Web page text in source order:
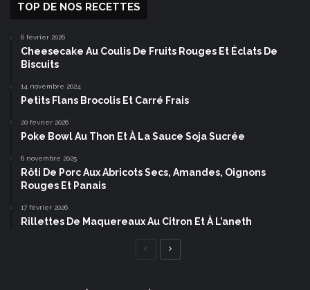
TOP DE NOS RECETTES
6 février 2026
Cheesecake Au Coulis De Fruits Rouges Et Éclats De
Biscuits
14 novembre 2024
Petits Flans Brocolis Et Carré Frais
20 février 2026
Poke Bowl Au Thon Et À La Sauce Soja Sucrée
6 novembre 2025
Rôti De Porc Aux Abricots Secs, Amandes, Oignons
Rouges Et Panais
17 février 2026
Rillettes De Maquereaux Au Citron Et À L’aneth
Page